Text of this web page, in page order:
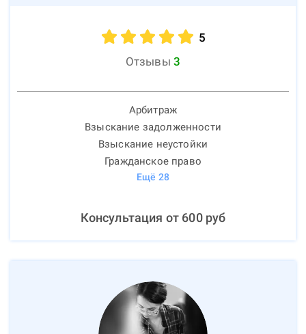
5
Отзывы 3
Арбитраж
Взыскание задолженности
Взыскание неустойки
Гражданское право
Ещё 28
Консультация от 600руб